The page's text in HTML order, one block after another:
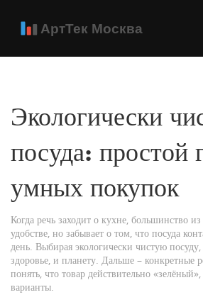
Экологически
посуда: простой
умных покупок
Когда речь заходит о кухне, большинство
удобстве, но забывает о том, что посуда
день. Выбирая экологически чистую
здоровье, и планету. Дальше – конкретные
понять, что товар действительно
варианты.